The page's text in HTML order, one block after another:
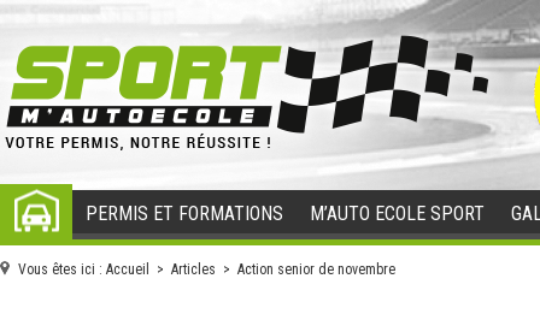
PERMIS ET FORMATIONS M’AUTO ECOLE SPORT
Vous êtes ici : Accueil > Articles > Action senior de novembre